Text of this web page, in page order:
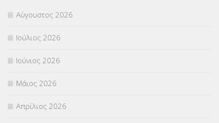
Π.Ε.Κ. ΗΡΑΚΛΕΙΟΥ
ΠΑΝΕΛΛΑΔΙΚΕΣ ΕΞΕΤΑΣΕΙΣ
ΠΡΟΚΗΡΥΞΕΙΣ
ΣΕΜΙΝΑΡΙΑ – ΗΜΕΡΙΔΕΣ
ΣΕΠ(50)
Αύγουστος 2026
Ιούλιος 2026
Ιούνιος 2026
Μάιος 2026
Απρίλιος 2026